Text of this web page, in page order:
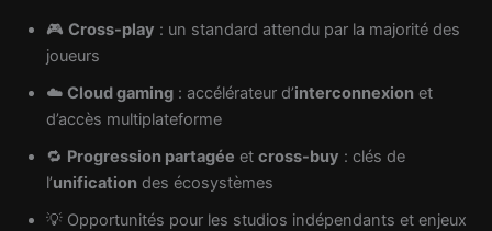
🎮Cross-play : un standard attendu par la majorité des
joueurs
☁️Cloud gaming : accélérateur d’interconnexion et
d’accès multiplateforme
🔁 Progression partagée etcross-buy : clés de
l’unification des écosystèmes
💡 Opportunités pour les studios indépendants et enjeux